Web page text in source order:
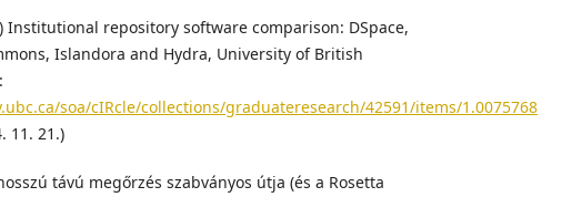
Institutional repository software comparison: DSpace,
Islandora and Hydra, University of British
soa/cIRcle/collections/graduateresearch/42591/items/1.0075768
11. 21.)
távú megőrzés szabványos útja (és a Rosetta